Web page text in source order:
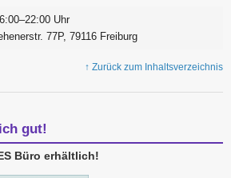
Uhr
77P, 79116 Freiburg
↑ Zurück zum Inhaltsverzeichnis
gut!
Büro erhältlich!